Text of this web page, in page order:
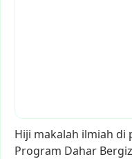
Hiji makalah ilmiah di
Program Dahar